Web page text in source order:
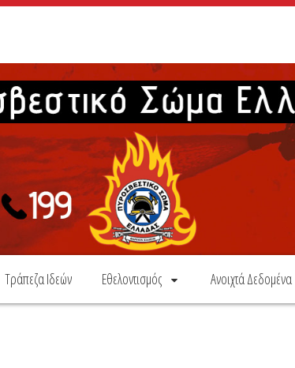
Τράπεζα Ιδεών Εθελοντισμός Ανοιχτά Δεδομένα